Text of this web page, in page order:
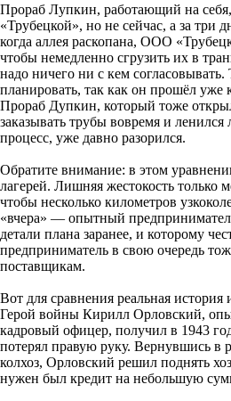
Прораб Лупкин, работающий на
«Трубецкой», но не сейчас, а за три
когда аллея раскопана, ООО
чтобы немедленно сгрузить их в
надо ничего ни с кем
планировать, так как он прошёл уже
Прораб Дупкин, который тоже
заказывать трубы вовремя и ленился
процесс, уже давно разорился.
Обратите внимание: в этом
лагерей. Лишняя жестокость только
чтобы несколько километров
«вчера» — опытный
детали плана заранее, и которому
предприниматель в свою очередь
поставщикам.
Вот для сравнения реальная история
Герой войны Кирилл Орловский,
кадровый офицер, получил в 1943
потерял правую руку. Вернувшись в
колхоз, Орловский решил поднять
нужен был кредит на небольшую